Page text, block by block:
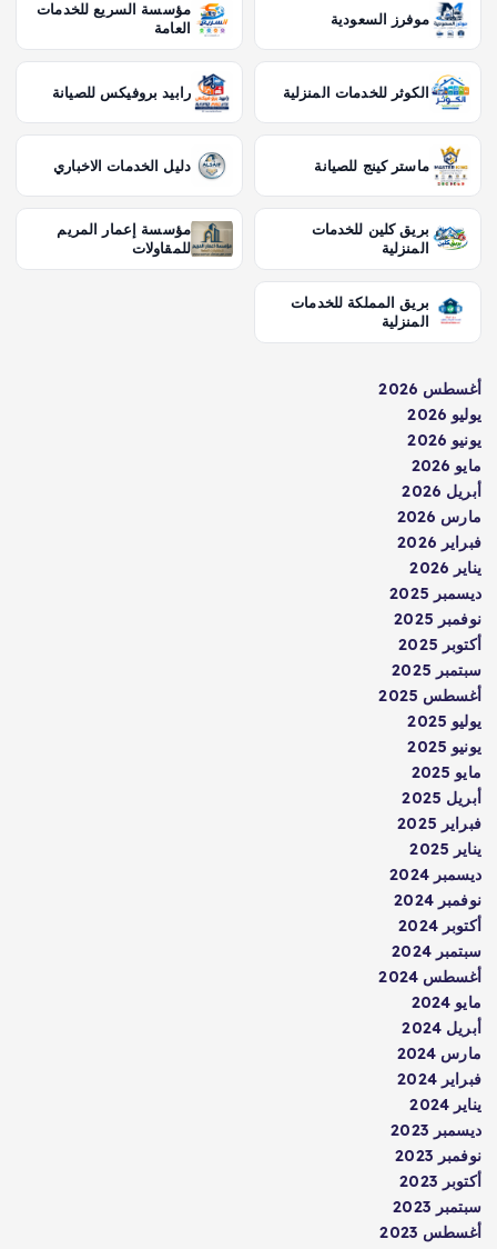
موفرز السعودية
مؤسسة السريع للخدمات
العامة
الكوثر للخدمات المنزلية رابيد بروفيكس للصيانة
ماستر كينج للصيانة دليل الخدمات الاخباري
بريق كلين للخدمات
المنزلية
مؤسسة إعمار المريم
للمقاولات
بريق المملكة للخدمات
المنزلية
أغسطس 2026
يوليو 2026
يونيو 2026
مايو 2026
أبريل 2026
مارس 2026
فبراير 2026
يناير 2026
ديسمبر 2025
نوفمبر 2025
أكتوبر 2025
سبتمبر 2025
أغسطس 2025
يوليو 2025
يونيو 2025
مايو 2025
أبريل 2025
فبراير 2025
يناير 2025
ديسمبر 2024
نوفمبر 2024
أكتوبر 2024
سبتمبر 2024
أغسطس 2024
مايو 2024
أبريل 2024
مارس 2024
فبراير 2024
يناير 2024
ديسمبر 2023
نوفمبر 2023
أكتوبر 2023
سبتمبر 2023
أغسطس 2023